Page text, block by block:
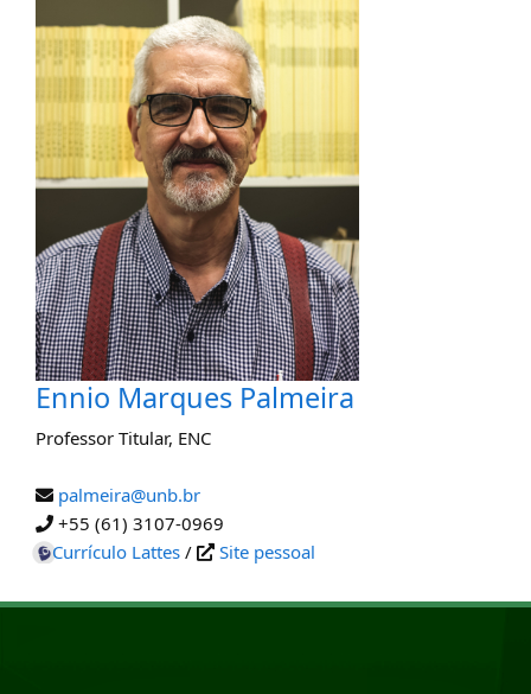
Ennio Marques Palmeira
Professor Titular, ENC
palmeira@unb.br
+55 (61) 3107-0969
Currículo Lattes / Site pessoal